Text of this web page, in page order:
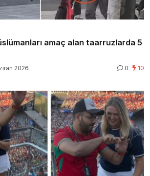
amaç alan taarruzlarda 5
2026 0 10